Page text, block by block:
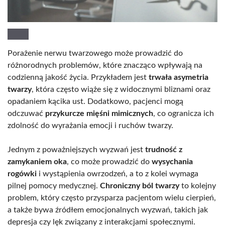
Porażenie nerwu twarzowego może prowadzić do
różnorodnych problemów, które znacząco wpływają na
codzienną jakość życia. Przykładem jest trwała asymetria
twarzy, która często wiąże się z widocznymi bliznami oraz
opadaniem kącika ust. Dodatkowo, pacjenci mogą
odczuwać przykurcze mięśni mimicznych, co ogranicza ich
zdolność do wyrażania emocji i ruchów twarzy.
Jednym z poważniejszych wyzwań jest trudność z
zamykaniem oka, co może prowadzić do wysychania
rogówki i wystąpienia owrzodzeń, a to z kolei wymaga
pilnej pomocy medycznej. Chroniczny ból twarzyto kolejny
problem, który często przysparza pacjentom wielu cierpień,
a także bywa źródłem emocjonalnych wyzwań, takich jak
depresja czy lęk związany z interakcjami społecznymi.